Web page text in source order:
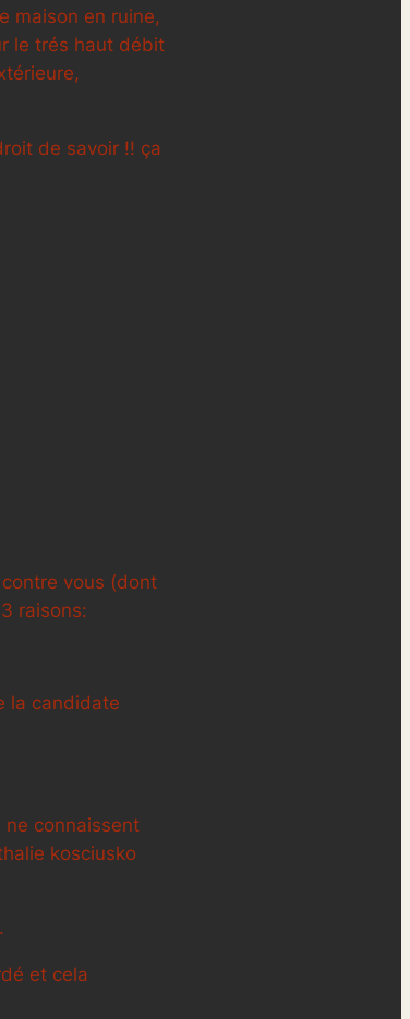
maison en ruine,
le trés haut débit
de savoir !! ça
vous (dont
raisons:
la candidate
ne connaissent
kosciusko
et cela